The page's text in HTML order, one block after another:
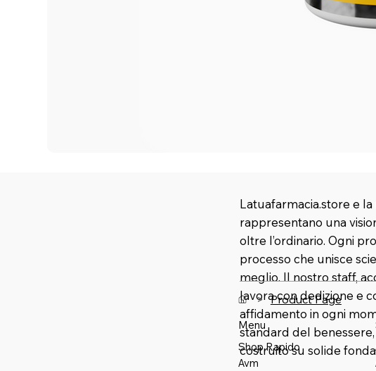
Latuafarmacia.store e
rappresentano una
oltre l’ordinario. Ogni
processo che unisce
meglio. Il nostro staff,
lavora con dedizione e
affidamento in ogni
standard del
costruito su solide
> Product Page
Menu
Shop Rapido
Avm